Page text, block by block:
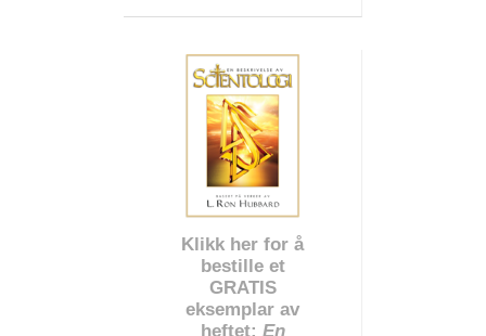
Klikk her for å
bestille et
GRATIS
eksemplar av
heftet: En